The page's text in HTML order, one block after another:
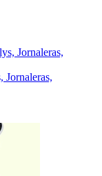
Jornaleras,